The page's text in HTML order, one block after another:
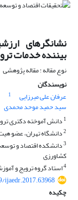
نشانگرهای
بیننده خدمات
نوع مقاله : مقاله پژوهشی
نویسندگان
عرفان علی میرزایی
1
سید حمید موحد محمدی
1 دانش آموخته دکتری
2دانشگاه تهران، عضو
3دانشکده اقتصاد و
کشاورزی
4استاد گروه ترویج و
ijaedr.2017.63968
چکیده